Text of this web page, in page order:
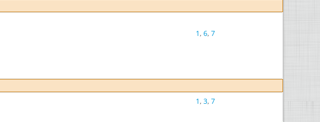
1, 6, 7
1, 3, 7